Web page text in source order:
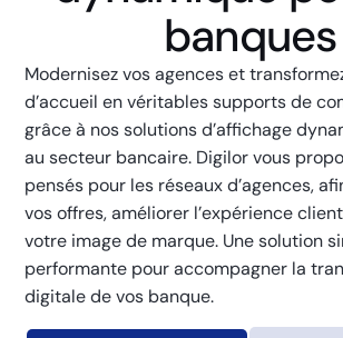
banques
Modernisez vos agences et
d’accueil en véritables supports de
grâce à nos solutions d’affichage
au secteur bancaire. Digilor vous
pensés pour les réseaux d’agences,
vos offres, améliorer l’expérience
votre image de marque. Une solution
performante pour accompagner la
digitale de vos banque.